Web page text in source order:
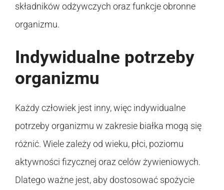
składników odżywczych oraz funkcje obronne
organizmu.
Indywidualne potrzeby
organizmu
Każdy człowiek jest inny, więc indywidualne
potrzeby organizmu w zakresie białka mogą się
różnić. Wiele zależy od wieku, płci, poziomu
aktywności fizycznej oraz celów żywieniowych.
Dlatego ważne jest, aby dostosować spożycie